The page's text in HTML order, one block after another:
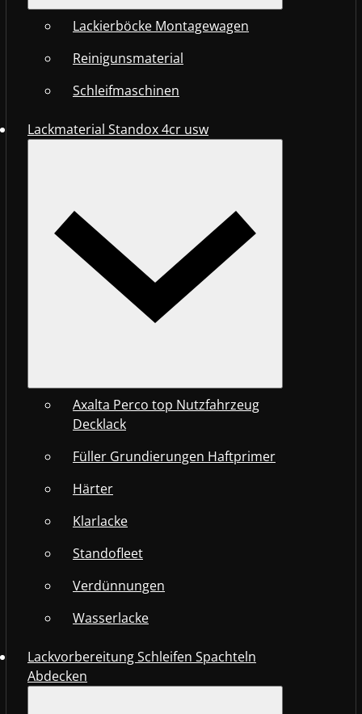
Lackierböcke Montagewagen
Reinigunsmaterial
Schleifmaschinen
Lackmaterial Standox 4cr usw
Axalta Perco top Nutzfahrzeug
Decklack
Füller Grundierungen Haftprimer
Härter
Klarlacke
Standofleet
Verdünnungen
Wasserlacke
Lackvorbereitung Schleifen Spachteln
Abdecken